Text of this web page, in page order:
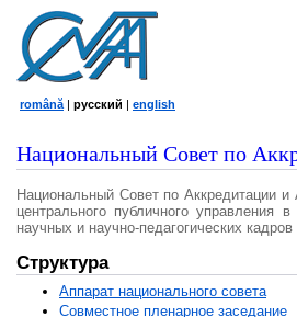
română | русский | english
Национальный Совет по
Национальный Совет по Аккредитации
центрального публичного управления
научных и научно-педагогических
Структура
Аппарат национального совета
Совместное пленарное заседание